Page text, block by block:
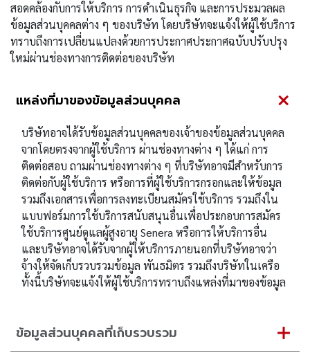
สอดคล้องกับการให้บริการ การดำเนินธุรกิจ และการประมวลผล
ข้อมูลส่วนบุคคลต่าง ๆ ของบริษัท โดยบริษัทจะแจ้งให้ผู้ใช้บริการ
ทราบถึงการเปลี่ยนแปลงด้วยการประกาศประกาศฉบับปรับปรุง
ใหม่ผ่านช่องทางการติดต่อของบริษัท
แหล่งที่มาของข้อมูลส่วนบุคคล
บริษัทอาจได้รับข้อมูลส่วนบุคคลของเจ้าของข้อมูลส่วนบุคคล
จากโดยตรงจากผู้ใช้บริการ ผ่านช่องทางต่าง ๆ ได้แก่ การ
ติดต่อสอบ ถามผ่านช่องทางต่าง ๆ ที่บริษัทอาจมีสำหรับการ
ติดต่อกับผู้ใช้บริการ หรือการที่ผู้ใช้บริการกรอกและให้ข้อมูล
รวมถึงเอกสารเพื่อการลงทะเบียนสมัครใช้บริการ รวมถึงใน
แบบฟอร์มการใช้บริการสนับสนุนอื่นเพื่อประกอบการสมัคร
ใช้บริการศูนย์ดูแลผู้สูงอายุ Senera หรือการให้บริการอื่น
และบริษัทอาจได้รับจากผู้ให้บริการภายนอกที่บริษัทอาจว่า
จ้างให้จัดเก็บรวบรวมข้อมูล พันธมิตร รวมถึงบริษัทในเครือ
ทั้งนี้บริษัทจะแจ้งให้ผู้ใช้บริการทราบถึงแหล่งที่มาของข้อมูล
ข้อมูลส่วนบุคคลที่เก็บรวบรวม